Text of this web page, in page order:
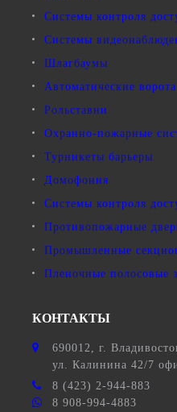
Системы контроля
Системы
Шлагбаумы
Автоматические ворота
Рольставни
Охранно-пожарные
Турникеты барьеры
Домофония
Системы контроля
Противопожарные
Промышленные
Пленочные полосовые
КОНТАКТЫ
690012 , г.
ул. Калинина 42/7
8 (423) 2-944-883
8 908-994-4883